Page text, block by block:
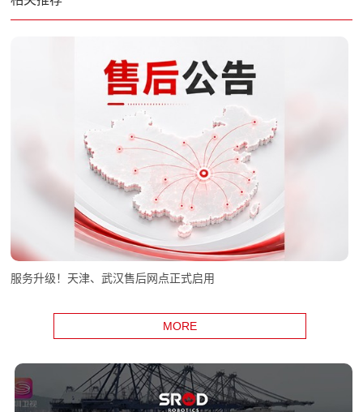
服务升级！天津、武汉售后网点正式启用
MORE